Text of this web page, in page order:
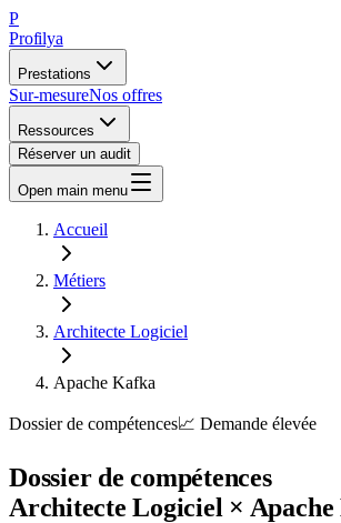
P
Profilya
Prestations
Sur-mesureNos offres
Ressources
Réserver un audit
Open main menu
Accueil
Métiers
Architecte Logiciel
Apache Kafka
Dossier de compétences📈 Demande élevée
Dossier de compétences
Architecte Logiciel ×